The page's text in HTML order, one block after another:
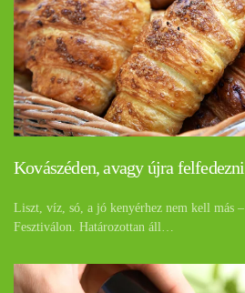
Kovászéden, avagy újra
Liszt, víz, só, a jó kenyérhez nem kell más
Fesztiválon. Határozottan áll…